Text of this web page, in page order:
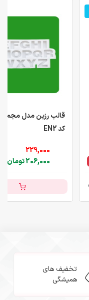
قالب رزین مدل
کد EN2
229,000
206,000 تومان
تخفیف های
همیشگی